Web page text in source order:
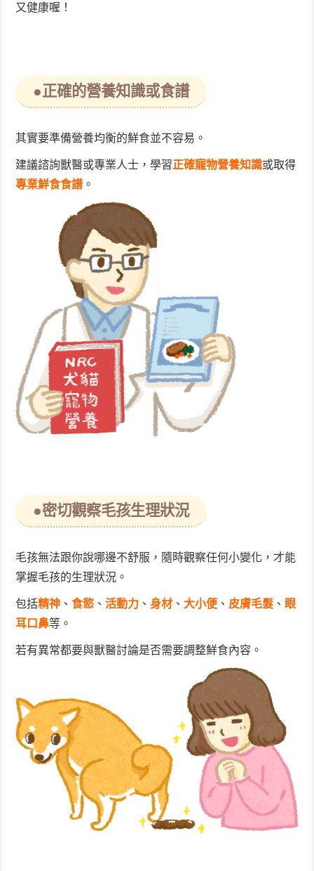
又健康喔！
●正確的營養知識或食譜
其實要準備營養均衡的鮮食並不容易。
建議諮詢獸醫或專業人士，學習正確寵物營養知識或取得
專業鮮食食譜 。
●密切觀察毛孩生理狀況
毛孩無法跟你說哪邊不舒服，隨時觀察任何小變化，才能
掌握毛孩的生理狀況。
包括精神 、食慾 、活動力 、 身材 、 大小便 、 皮膚毛髮 、 眼
耳口鼻等。
若有異常都要與獸醫討論是否需要調整鮮食內容。